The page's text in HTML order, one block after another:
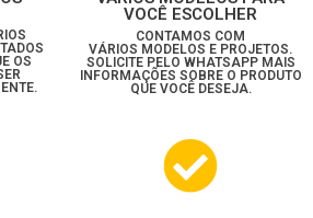
OS
VOCÊ ESCOLHER
CONTAMOS COM
VÁRIOS MODELOS E PROJETOS.
SOLICITE PELO WHATSAPP MAIS
INFORMAÇÕES SOBRE O PRODUTO
QUE VOCÊ DESEJA.